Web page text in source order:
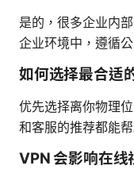
是的，很多企业内
企业环境中，遵循
如何选择最合适
优先选择离你物理
和客服的推荐都能
VPN 会影响在线